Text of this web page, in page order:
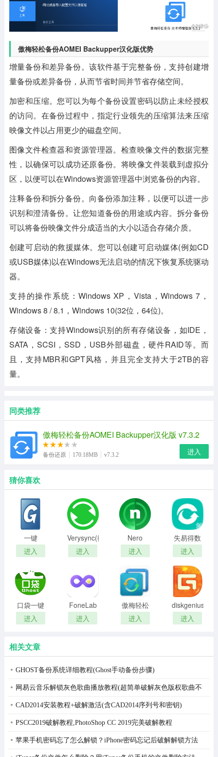
傲梅轻松备份AOMEI Backupper汉化版优势
增量备份和差异备份。该软件基于完整备份，支持创建增
量备份或差异备份，从而节省时间并节省存储空间。
加密和压缩。您可以为每个备份设置密码以防止未经授权
的访问。在备份过程中，指定行业领先的压缩算法来压缩
映像文件以占用更少的磁盘空间。
图像文件检查器和资源管理器。检查映像文件的数据完整
性，以确保可以成功还原备份。将映像文件装载到虚拟分
区，以便可以在Windows资源管理器中浏览备份的内容。
注释备份和拆分备份。向备份添加注释，以便可以进一步
识别和澄清备份。让您知道备份的用途或内容。拆分备份
可以将备份映像文件分成适当的大小以适合存储介质。
创建可启动的救援媒体。您可以创建可启动媒体(例如CD
或USB媒体)以在Windows无法启动的情况下恢复系统驱动
器。
支持的操作系统：Windows XP，Vista，Windows 7，
Windows 8 / 8.1，Windows 10(32位，64位)。
存储设备：支持Windows识别的所有存储设备，如IDE，
SATA，SCSI，SSD，USB外部磁盘，硬件RAID等。而
且，支持MBR和GPT风格，并且完全支持大于2TB的容
量。
同类推荐
傲梅轻松备份AOMEI Backupper汉化版 v7.3.2
备份还原 170.18MB v7.3.2 进入
猜你喜欢
一键
GHOST专
业版
进入
Verysync(微
力同步)
进入
Nero
BackItUp
稳定版
进入
失易得数
据恢复
2024最新
版
进入
口袋一键
ghost备份
还原工具
进入
FoneLab
HyperTrans(数
据互传工
进入
傲梅轻松
备份技术
师增强版
进入
diskgenius(PC)
绿色最新
版
进入
相关文章
GHOST备份系统详细教程(Ghost手动备份步骤)
网易云音乐解锁灰色歌曲播放教程(超简单破解灰色版权歌曲不
能播放)
CAD2014安装教程+破解激活(含CAD2014序列号和密钥)
PSCC2019破解教程,PhotoShop CC 2019完美破解教程
苹果手机密码忘了怎么解锁？iPhone密码忘记后破解解锁方法